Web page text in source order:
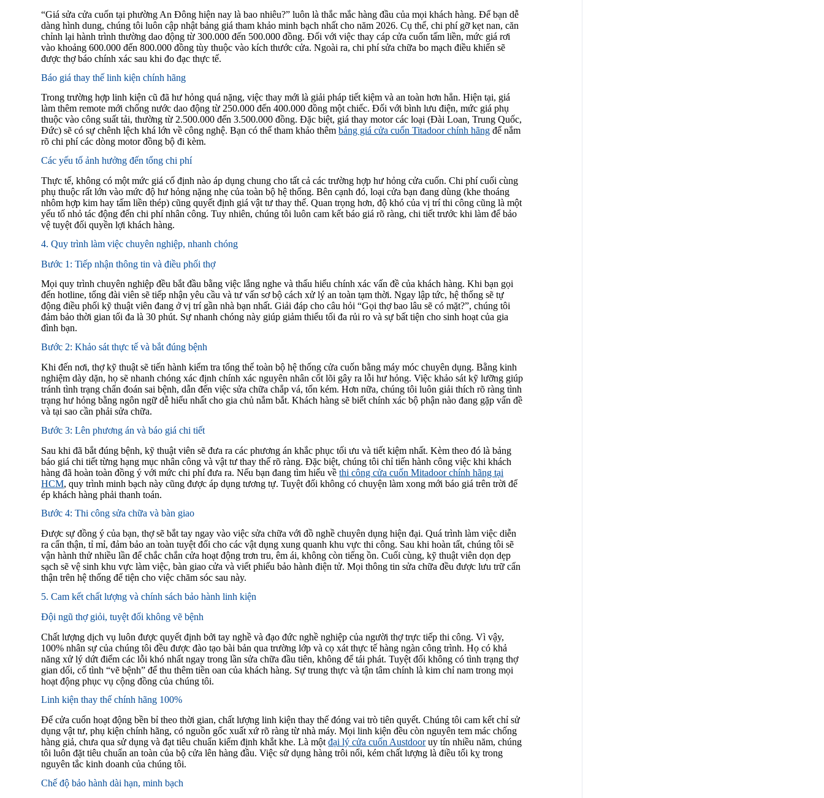
“Giá sửa cửa cuốn tại phường An Đông hiện nay là bao nhiêu?” luôn là thắc mắc hàng đầu của mọi khách hàng. Để bạn dễ
dàng hình dung, chúng tôi luôn cập nhật bảng giá tham khảo minh bạch nhất cho năm 2026. Cụ thể, chi phí gỡ kẹt nan, căn
chỉnh lại hành trình thường dao động từ 300.000 đến 500.000 đồng. Đối với việc thay cáp cửa cuốn tấm liền, mức giá rơi
vào khoảng 600.000 đến 800.000 đồng tùy thuộc vào kích thước cửa. Ngoài ra, chi phí sửa chữa bo mạch điều khiển sẽ
được thợ báo chính xác sau khi đo đạc thực tế.
Báo giá thay thế linh kiện chính hãng
Trong trường hợp linh kiện cũ đã hư hỏng quá nặng, việc thay mới là giải pháp tiết kiệm và an toàn hơn hẳn. Hiện tại, giá
làm thêm remote mới chống nước dao động từ 250.000 đến 400.000 đồng một chiếc. Đối với bình lưu điện, mức giá phụ
thuộc vào công suất tải, thường từ 2.500.000 đến 3.500.000 đồng. Đặc biệt, giá thay motor các loại (Đài Loan, Trung Quốc,
Đức) sẽ có sự chênh lệch khá lớn về công nghệ. Bạn có thể tham khảo thêmbảng giá cửa cuốn Titadoor chính hãng để nắm
rõ chi phí các dòng motor đồng bộ đi kèm.
Các yếu tố ảnh hưởng đến tổng chi phí
Thực tế, không có một mức giá cố định nào áp dụng chung cho tất cả các trường hợp hư hỏng cửa cuốn. Chi phí cuối cùng
phụ thuộc rất lớn vào mức độ hư hỏng nặng nhẹ của toàn bộ hệ thống. Bên cạnh đó, loại cửa bạn đang dùng (khe thoáng
nhôm hợp kim hay tấm liền thép) cũng quyết định giá vật tư thay thế. Quan trọng hơn, độ khó của vị trí thi công cũng là một
yếu tố nhỏ tác động đến chi phí nhân công. Tuy nhiên, chúng tôi luôn cam kết báo giá rõ ràng, chi tiết trước khi làm để bảo
vệ tuyệt đối quyền lợi khách hàng.
4. Quy trình làm việc chuyên nghiệp, nhanh chóng
Bước 1: Tiếp nhận thông tin và điều phối thợ
Mọi quy trình chuyên nghiệp đều bắt đầu bằng việc lắng nghe và thấu hiểu chính xác vấn đề của khách hàng. Khi bạn gọi
đến hotline, tổng đài viên sẽ tiếp nhận yêu cầu và tư vấn sơ bộ cách xử lý an toàn tạm thời. Ngay lập tức, hệ thống sẽ tự
động điều phối kỹ thuật viên đang ở vị trí gần nhà bạn nhất. Giải đáp cho câu hỏi “Gọi thợ bao lâu sẽ có mặt?”, chúng tôi
đảm bảo thời gian tối đa là 30 phút. Sự nhanh chóng này giúp giảm thiểu tối đa rủi ro và sự bất tiện cho sinh hoạt của gia
đình bạn.
Bước 2: Khảo sát thực tế và bắt đúng bệnh
Khi đến nơi, thợ kỹ thuật sẽ tiến hành kiểm tra tổng thể toàn bộ hệ thống cửa cuốn bằng máy móc chuyên dụng. Bằng kinh
nghiệm dày dặn, họ sẽ nhanh chóng xác định chính xác nguyên nhân cốt lõi gây ra lỗi hư hỏng. Việc khảo sát kỹ lưỡng giúp
tránh tình trạng chẩn đoán sai bệnh, dẫn đến việc sửa chữa chắp vá, tốn kém. Hơn nữa, chúng tôi luôn giải thích rõ ràng tình
trạng hư hỏng bằng ngôn ngữ dễ hiểu nhất cho gia chủ nắm bắt. Khách hàng sẽ biết chính xác bộ phận nào đang gặp vấn đề
và tại sao cần phải sửa chữa.
Bước 3: Lên phương án và báo giá chi tiết
Sau khi đã bắt đúng bệnh, kỹ thuật viên sẽ đưa ra các phương án khắc phục tối ưu và tiết kiệm nhất. Kèm theo đó là bảng
báo giá chi tiết từng hạng mục nhân công và vật tư thay thế rõ ràng. Đặc biệt, chúng tôi chỉ tiến hành công việc khi khách
hàng đã hoàn toàn đồng ý với mức chi phí đưa ra. Nếu bạn đang tìm hiểu vềthi công cửa cuốn Mitadoor chính hãng tại
HCM, quy trình minh bạch này cũng được áp dụng tương tự. Tuyệt đối không có chuyện làm xong mới báo giá trên trời để
ép khách hàng phải thanh toán.
Bước 4: Thi công sửa chữa và bàn giao
Được sự đồng ý của bạn, thợ sẽ bắt tay ngay vào việc sửa chữa với đồ nghề chuyên dụng hiện đại. Quá trình làm việc diễn
ra cẩn thận, tỉ mỉ, đảm bảo an toàn tuyệt đối cho các vật dụng xung quanh khu vực thi công. Sau khi hoàn tất, chúng tôi sẽ
vận hành thử nhiều lần để chắc chắn cửa hoạt động trơn tru, êm ái, không còn tiếng ồn. Cuối cùng, kỹ thuật viên dọn dẹp
sạch sẽ vệ sinh khu vực làm việc, bàn giao cửa và viết phiếu bảo hành điện tử. Mọi thông tin sửa chữa đều được lưu trữ cẩn
thận trên hệ thống để tiện cho việc chăm sóc sau này.
5. Cam kết chất lượng và chính sách bảo hành linh kiện
Đội ngũ thợ giỏi, tuyệt đối không vẽ bệnh
Chất lượng dịch vụ luôn được quyết định bởi tay nghề và đạo đức nghề nghiệp của người thợ trực tiếp thi công. Vì vậy,
100% nhân sự của chúng tôi đều được đào tạo bài bản qua trường lớp và cọ xát thực tế hàng ngàn công trình. Họ có khả
năng xử lý dứt điểm các lỗi khó nhất ngay trong lần sửa chữa đầu tiên, không để tái phát. Tuyệt đối không có tình trạng thợ
gian dối, cố tình “vẽ bệnh” để thu thêm tiền oan của khách hàng. Sự trung thực và tận tâm chính là kim chỉ nam trong mọi
hoạt động phục vụ cộng đồng của chúng tôi.
Linh kiện thay thế chính hãng 100%
Để cửa cuốn hoạt động bền bỉ theo thời gian, chất lượng linh kiện thay thế đóng vai trò tiên quyết. Chúng tôi cam kết chỉ sử
dụng vật tư, phụ kiện chính hãng, có nguồn gốc xuất xứ rõ ràng từ nhà máy. Mọi linh kiện đều còn nguyên tem mác chống
hàng giả, chưa qua sử dụng và đạt tiêu chuẩn kiểm định khắt khe. Là mộtđại lý cửa cuốn Austdooruy tín nhiều năm, chúng
tôi luôn đặt tiêu chuẩn an toàn của bộ cửa lên hàng đầu. Việc sử dụng hàng trôi nổi, kém chất lượng là điều tối kỵ trong
nguyên tắc kinh doanh của chúng tôi.
Chế độ bảo hành dài hạn, minh bạch